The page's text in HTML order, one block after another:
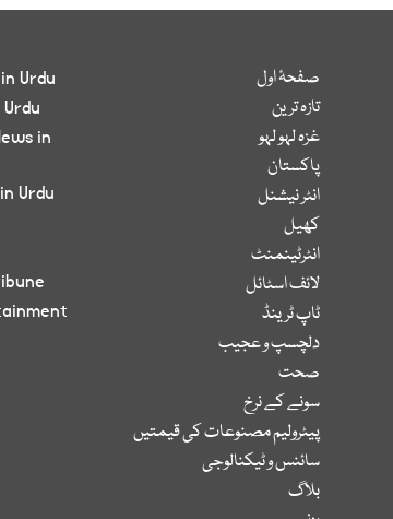
صفحۂ اول
تازہ ترین
غزہ لہو لہو
پاکستان
انٹر نیشنل
کھیل
انٹرٹینمنٹ
لائف اسٹائل
ٹاپ ٹرینڈ
دلچسپ و عجیب
صحت
سونے کے نرخ
پیٹرولیم مصنوعات کی قیمتیں
سائنس و ٹیکنالوجی
بلاگ
Urdu
in
Urdu